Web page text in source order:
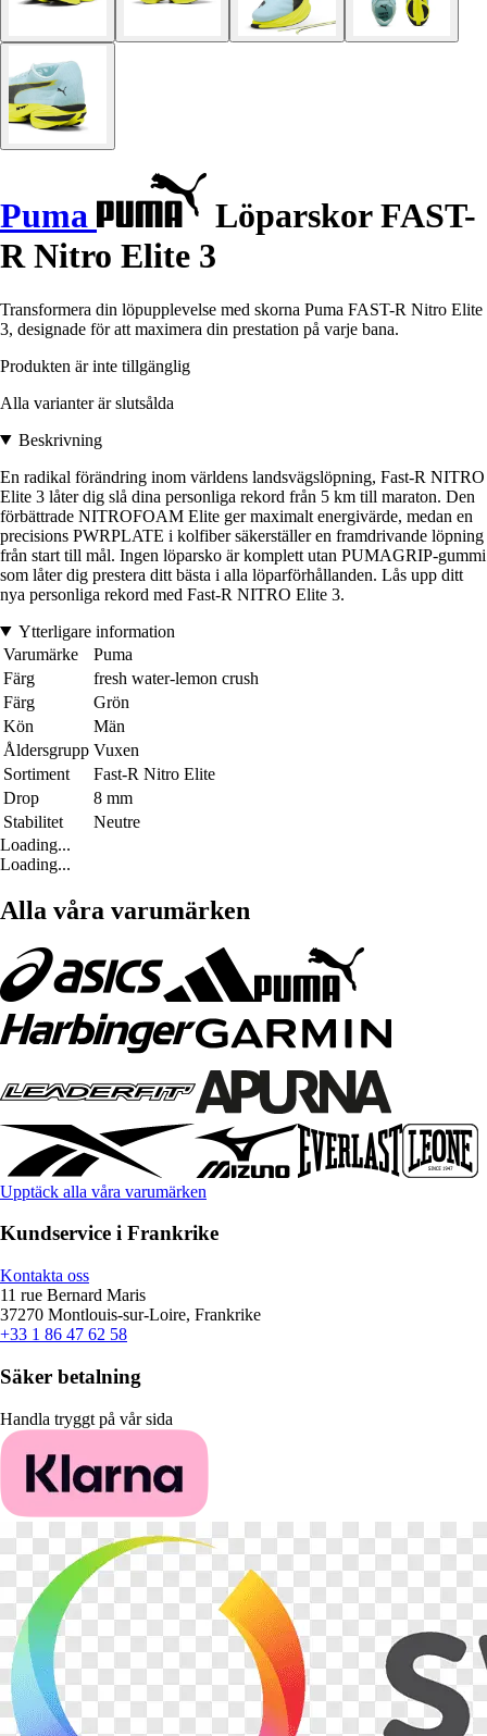
Puma
Löparskor FAST-
R Nitro Elite 3
Transformera din löpupplevelse med skorna Puma FAST-R Nitro Elite
3, designade för att maximera din prestation på varje bana.
Produkten är inte tillgänglig
Alla varianter är slutsålda
Beskrivning
En radikal förändring inom världens landsvägslöpning, Fast-R NITRO
Elite 3 låter dig slå dina personliga rekord från 5 km till maraton. Den
förbättrade NITROFOAM Elite ger maximalt energivärde, medan en
precisions PWRPLATE i kolfiber säkerställer en framdrivande löpning
från start till mål. Ingen löparsko är komplett utan PUMAGRIP-gummi
som låter dig prestera ditt bästa i alla löparförhållanden. Lås upp ditt
nya personliga rekord med Fast-R NITRO Elite 3.
Ytterligare information
Varumärke
Puma
Färg
fresh water-lemon crush
Färg
Grön
Kön
Män
Åldersgrupp Vuxen
Sortiment
Fast-R Nitro Elite
Drop
8 mm
Stabilitet
Neutre
Loading...
Loading...
Alla våra varumärken
Upptäck alla våra varumärken
Kundservice i Frankrike
Kontakta oss
11 rue Bernard Maris
37270 Montlouis-sur-Loire, Frankrike
+33 1 86 47 62 58
Säker betalning
Handla tryggt på vår sida